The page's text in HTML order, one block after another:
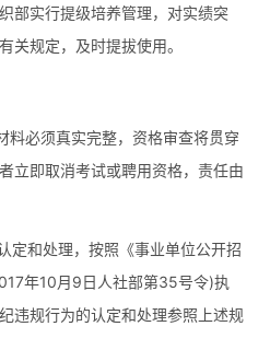
部实行提级培养管理，对实绩突
关规定，及时提拔使用。
料必须真实完整，资格审查将贯穿
立即取消考试或聘用资格，责任由
定和处理，按照《事业单位公开招
年10月9日人社部第35号令)执
违规行为的认定和处理参照上述规